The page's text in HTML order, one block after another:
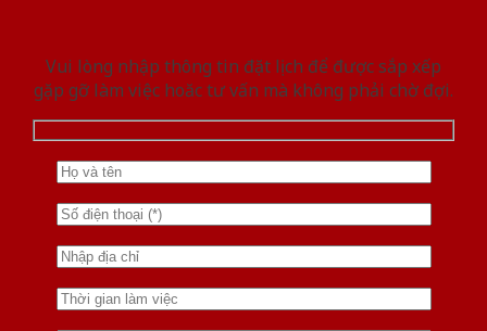
Vui lòng nhập thông tin đặt lịch để được sắp xếp
gặp gỡ làm việc hoăc tư vấn mà không phải chờ đợi.